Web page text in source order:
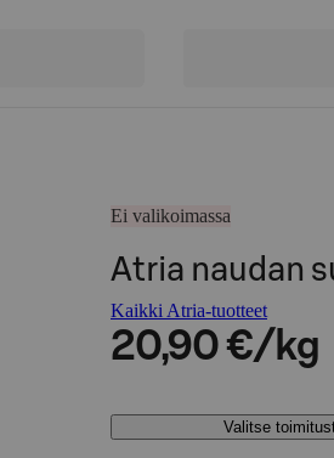
Ei valikoimassa
Atria naudan
Kaikki Atria-tuotteet
20,90 €/kg
Valitse